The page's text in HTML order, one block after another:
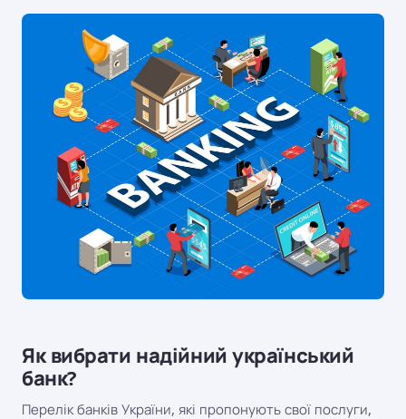
Як вибрати надійний український
банк?
Перелік банків України, які пропонують свої послуги,